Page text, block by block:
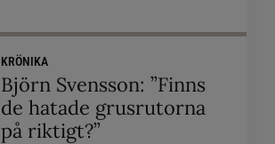
KRÖNIKA
Björn Svensson: ”Finns
de hatade grusrutorna
på riktigt?”